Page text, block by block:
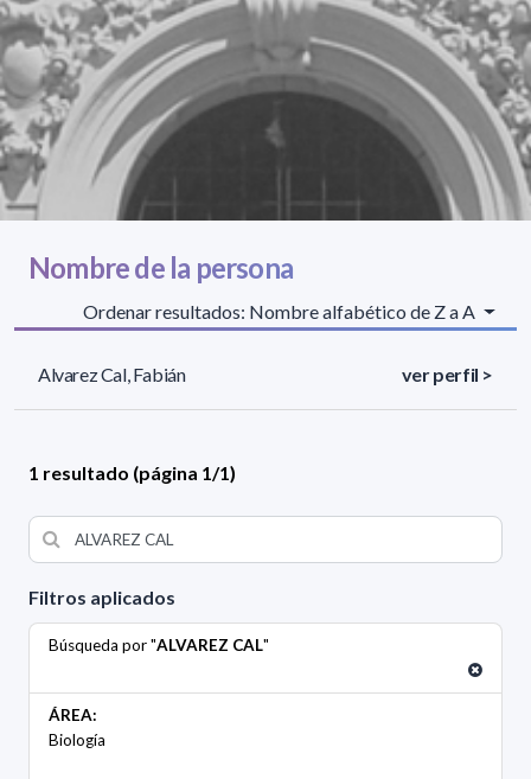
Filtros aplicados
Búsqueda por "ALVAREZ CAL"
ÁREA:
Biología
Nombre de la persona
Ordenar resultados: Nombre alfabético de Z a A
Alvarez Cal, Fabián ver perfil >
1 resultado (página 1/1)